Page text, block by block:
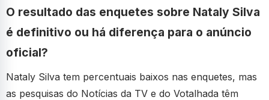
O resultado das enquetes sobre Nataly Silva
é definitivo ou há diferença para o anúncio
oficial?
Nataly Silva tem percentuais baixos nas enquetes, mas
as pesquisas do Notícias da TV e do Votalhada têm